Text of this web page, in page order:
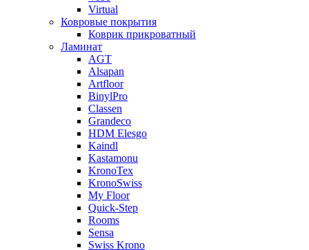
Virtual
Ковровые покрытия
Коврик прикроватный
Ламинат
AGT
Alsapan
Artfloor
BinylPro
Classen
Grandeco
HDM Elesgo
Kaindl
Kastamonu
KronoTex
KronoSwiss
My Floor
Quick-Step
Rooms
Sensa
Swiss Krono